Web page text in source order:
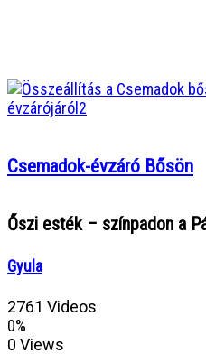
Csemadok-évzáró Bősön
Őszi esték – színpadon a
Gyula
2761 Videos
0%
0 Views